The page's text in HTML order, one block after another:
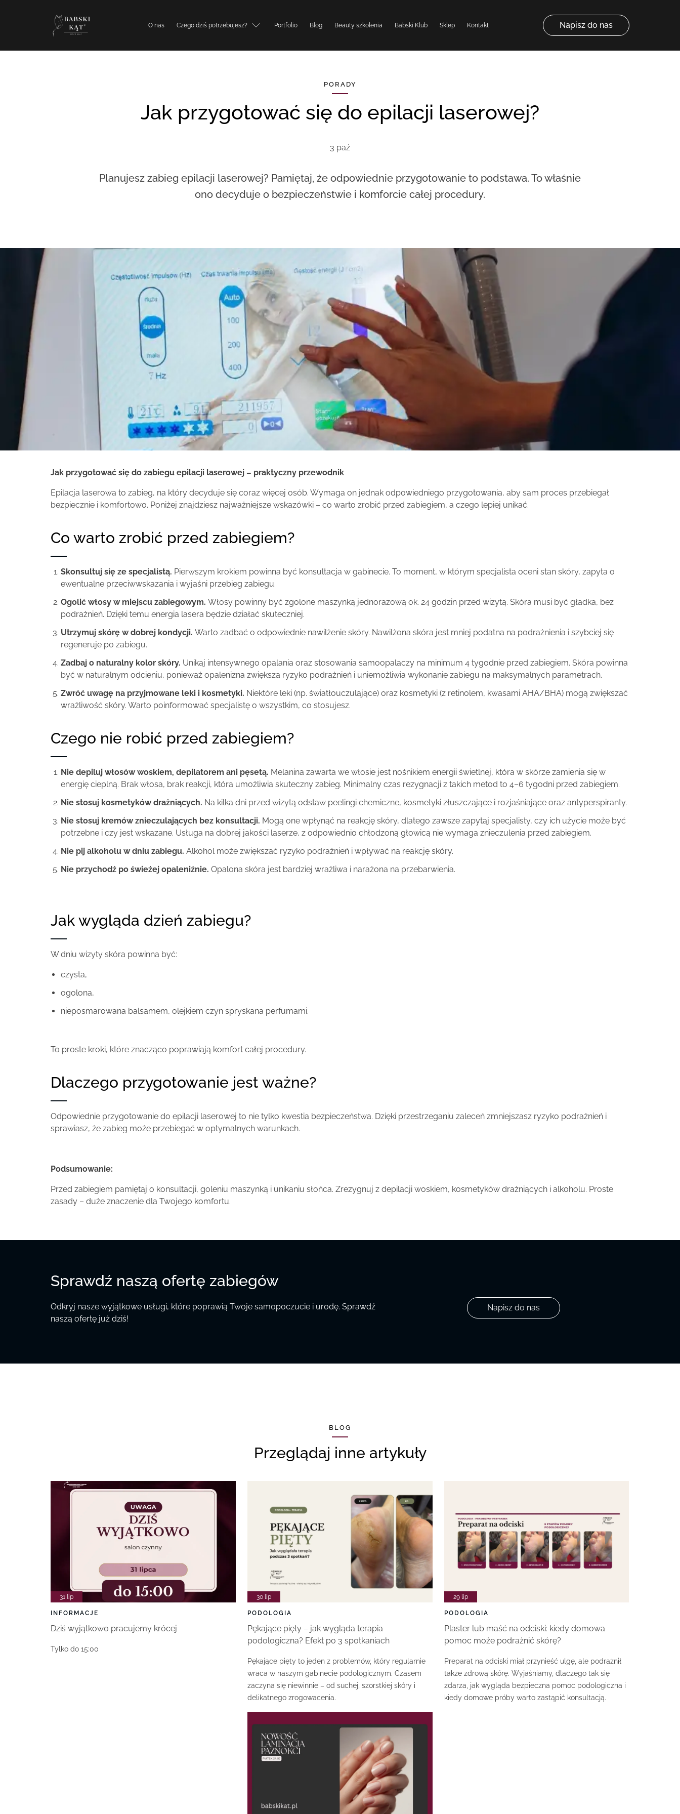
O nas Czego dziś potrzebujesz? Portfolio Blog Beauty szkolenia Babski Klub Sklep Kontakt Napisz do nas
PORADY
Jak przygotować się do epilacji laserowej?
3 paź
Planujesz zabieg epilacji laserowej? Pamiętaj, że odpowiednie przygotowanie to podstawa. To właśnie
ono decyduje o bezpieczeństwie i komforcie całej procedury.
Jak przygotować się do zabiegu epilacji laserowej – praktyczny przewodnik
Epilacja laserowa to zabieg, na który decyduje się coraz więcej osób. Wymaga on jednak odpowiedniego przygotowania, aby sam proces przebiegał
bezpiecznie i komfortowo. Poniżej znajdziesz najważniejsze wskazówki – co warto zrobić przed zabiegiem, a czego lepiej unikać.
Co warto zrobić przed zabiegiem?
Skonsultuj się ze specjalistą. Pierwszym krokiem powinna być konsultacja w gabinecie. To moment, w którym specjalista oceni stan skóry, zapyta o
ewentualne przeciwwskazania i wyjaśni przebieg zabiegu.
Ogolić włosy w miejscu zabiegowym. Włosy powinny być zgolone maszynką jednorazową ok. 24 godzin przed wizytą. Skóra musi być gładka, bez
podrażnień. Dzięki temu energia lasera będzie działać skuteczniej.
Utrzymuj skórę w dobrej kondycji. Warto zadbać o odpowiednie nawilżenie skóry. Nawilżona skóra jest mniej podatna na podrażnienia i szybciej się
regeneruje po zabiegu.
Zadbaj o naturalny kolor skóry. Unikaj intensywnego opalania oraz stosowania samoopalaczy na minimum 4 tygodnie przed zabiegiem. Skóra powinna
być w naturalnym odcieniu, ponieważ opalenizna zwiększa ryzyko podrażnień i uniemożliwia wykonanie zabiegu na maksymalnych parametrach.
Zwróć uwagę na przyjmowane leki i kosmetyki. Niektóre leki (np. światłouczulające) oraz kosmetyki (z retinolem, kwasami AHA/BHA) mogą zwiększać
wrażliwość skóry. Warto poinformować specjalistę o wszystkim, co stosujesz.
Czego nie robić przed zabiegiem?
Nie depiluj włosów woskiem, depilatorem ani pęsetą. Melanina zawarta we włosie jest nośnikiem energii świetlnej, która w skórze zamienia się w
energię cieplną. Brak włosa, brak reakcji, która umożliwia skuteczny zabieg. Minimalny czas rezygnacji z takich metod to 4–6 tygodni przed zabiegiem.
Nie stosuj kosmetyków drażniących. Na kilka dni przed wizytą odstaw peelingi chemiczne, kosmetyki złuszczające i rozjaśniające oraz antyperspiranty.
Nie stosuj kremów znieczulających bez konsultacji. Mogą one wpłynąć na reakcję skóry, dlatego zawsze zapytaj specjalisty, czy ich użycie może być
potrzebne i czy jest wskazane. Usługa na dobrej jakości laserze, z odpowiednio chłodzoną głowicą nie wymaga znieczulenia przed zabiegiem.
Nie pij alkoholu w dniu zabiegu. Alkohol może zwiększać ryzyko podrażnień i wpływać na reakcję skóry.
Nie przychodź po świeżej opaleniźnie. Opalona skóra jest bardziej wrażliwa i narażona na przebarwienia.
Jak wygląda dzień zabiegu?
W dniu wizyty skóra powinna być:
czysta,
ogolona,
nieposmarowana balsamem, olejkiem czyn spryskana perfumami.
To proste kroki, które znacząco poprawiają komfort całej procedury.
Dlaczego przygotowanie jest ważne?
Odpowiednie przygotowanie do epilacji laserowej to nie tylko kwestia bezpieczeństwa. Dzięki przestrzeganiu zaleceń zmniejszasz ryzyko podrażnień i
sprawiasz, że zabieg może przebiegać w optymalnych warunkach.
Podsumowanie:
Przed zabiegiem pamiętaj o konsultacji, goleniu maszynką i unikaniu słońca. Zrezygnuj z depilacji woskiem, kosmetyków drażniących i alkoholu. Proste
zasady – duże znaczenie dla Twojego komfortu.
Sprawdź naszą ofertę zabiegów
Odkryj nasze wyjątkowe usługi, które poprawią Twoje samopoczucie i urodę. Sprawdź
naszą ofertę już dziś!
Napisz do nas
BLOG
Przeglądaj inne artykuły
31 lip
INFORMACJE
Dziś wyjątkowo pracujemy krócej
Tylko do 15:00
30 lip
PODOLOGIA
Pękające pięty – jak wygląda terapia
podologiczna? Efekt po 3 spotkaniach
Pękające pięty to jeden z problemów, który regularnie
wraca w naszym gabinecie podologicznym. Czasem
zaczyna się niewinnie – od suchej, szorstkiej skóry i
delikatnego zrogowacenia.
29 lip
PODOLOGIA
Plaster lub maść na odciski: kiedy domowa
pomoc może podrażnić skórę?
Preparat na odciski miał przynieść ulgę, ale podrażnił
także zdrową skórę. Wyjaśniamy, dlaczego tak się
zdarza, jak wygląda bezpieczna pomoc podologiczna i
kiedy domowe próby warto zastąpić konsultacją.